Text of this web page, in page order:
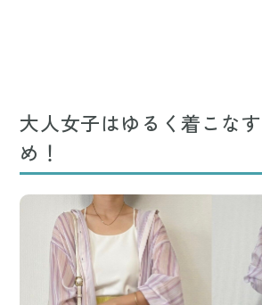
大人女子はゆるく着こな
め！